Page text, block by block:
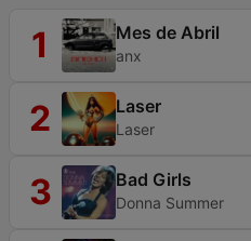
1 Mes de Abril
anx
2 Laser
Laser
3 Bad Girls
Donna Summer